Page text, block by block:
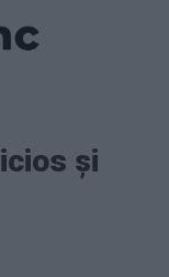
și